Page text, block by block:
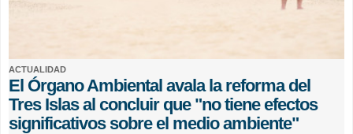
ACTUALIDAD
El Órgano Ambiental avala la reforma del
Tres Islas al concluir que "no tiene efectos
significativos sobre el medio ambiente"